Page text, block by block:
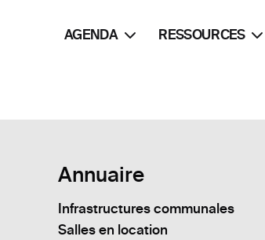
AGENDA RESSOURCES
Annuaire
Infrastructures communales
Salles en location